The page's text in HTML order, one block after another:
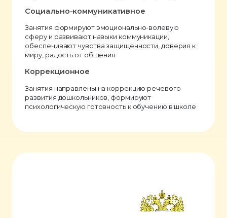
Социально-коммуникативное
Занятия формируют эмоционально-волевую
сферу и развивают навыки коммуникации,
обеспечивают чувства защищенности, доверия к
миру, радость от общения
Коррекционное
Занятия направлены на коррекцию речевого
развития дошкольников, формируют
психологическую готовность к обучению в школе